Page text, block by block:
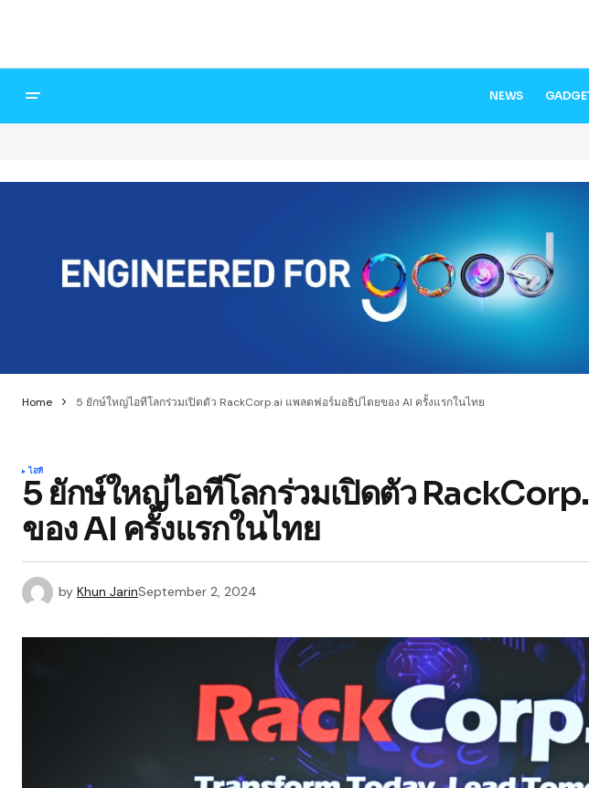
NEWS
Home 5 ยักษ์ใหญ่ไอทีโลกร่วมเปิดตัว RackCorp.ai แพลตฟอร์มอธิปไตยของ AI ครั้งแรกในไทย
ไอที
5 ยักษ์ใหญ่ไอทีโลกร่วมเปิดตัว
ของ AI ครั้งแรกในไทย
by Khun JarinSeptember 2, 2024